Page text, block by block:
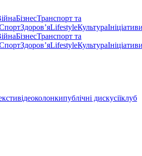
БізнесТранспорт та
ЗдоровʼяLifestyleКультура
БізнесТранспорт та
ЗдоровʼяLifestyleКультура
відеоколонкипублічні дискусіїклуб